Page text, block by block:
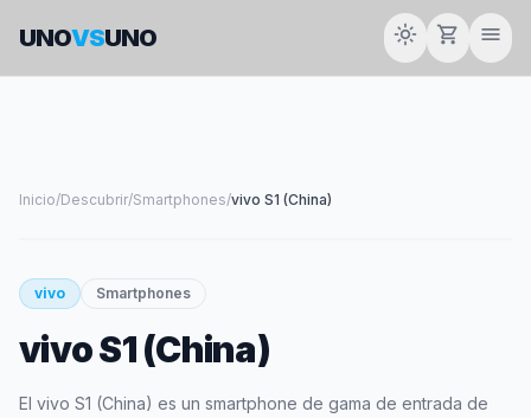
UNOVSUNO light_mode shopping_cart menu
Inicio/Descubrir/Smartphones/vivo S1 (China)
smartphone
VIVO
vivo Smartphones
vivo S1 (China)
El vivo S1 (China) es un smartphone de gama de entrada de